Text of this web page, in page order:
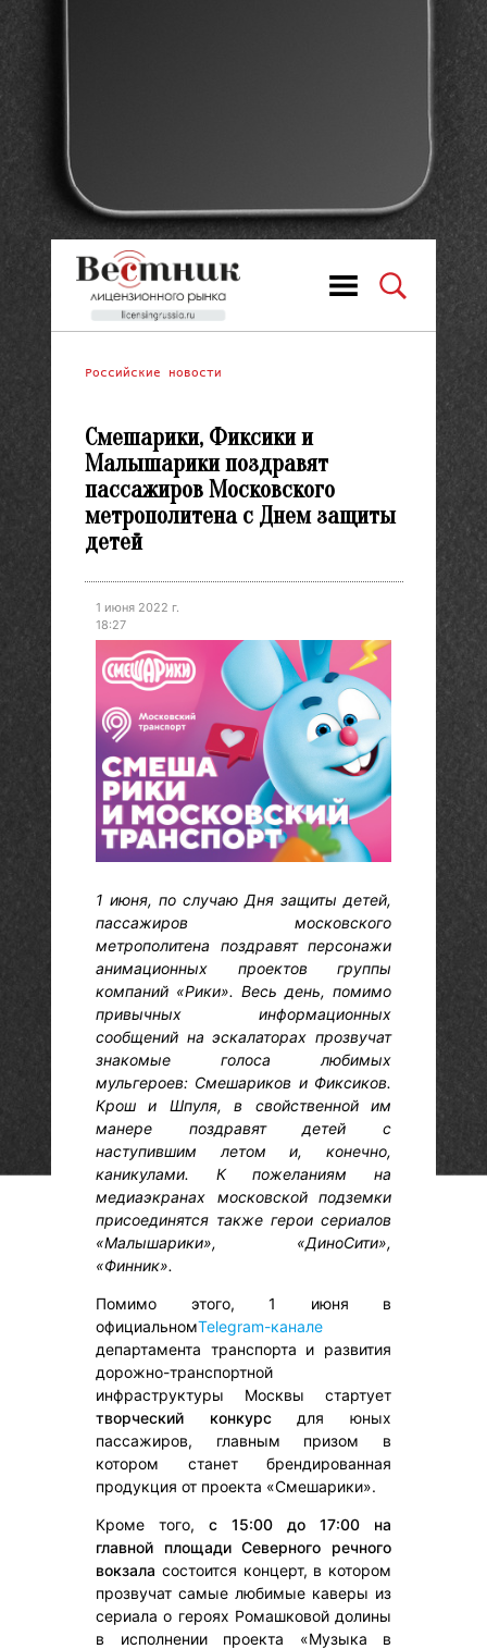
Российские новости
Смешарики, Фиксики и
Малышарики поздравят
пассажиров Московского
метрополитена с Днем защиты
детей
1 июня 2022 г.
18:27
1 июня, по случаю Дня защиты детей,
пассажиров московского
метрополитена поздравят персонажи
анимационных проектов группы
компаний «Рики». Весь день, помимо
привычных информационных
сообщений на эскалаторах прозвучат
знакомые голоса любимых
мульгероев: Смешариков и Фиксиков.
Крош и Шпуля, в свойственной им
манере поздравят детей с
наступившим летом и, конечно,
каникулами. К пожеланиям на
медиаэкранах московской подземки
присоединятся также герои сериалов
«Малышарики», «ДиноСити»,
«Финник».
Помимо этого, 1 июня в
официальномTelegram-канале
департамента транспорта и развития
дорожно-транспортной
инфраструктуры Москвы стартует
творческий конкурсдля юных
пассажиров, главным призом в
котором станет брендированная
продукция от проекта «Смешарики».
Кроме того, с 15:00 до 17:00 на
главной площади Северного речного
вокзала состоится концерт, в котором
прозвучат самые любимые каверы из
сериала о героях Ромашковой долины
в исполнении проекта «Музыка в